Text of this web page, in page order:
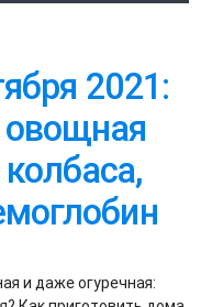
2021:
овощная
и даже огуречная: